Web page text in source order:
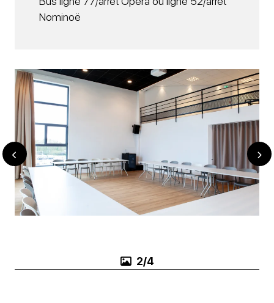
Nominoë
3/4